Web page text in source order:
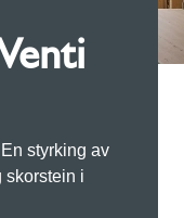
styrking av
skorstein i